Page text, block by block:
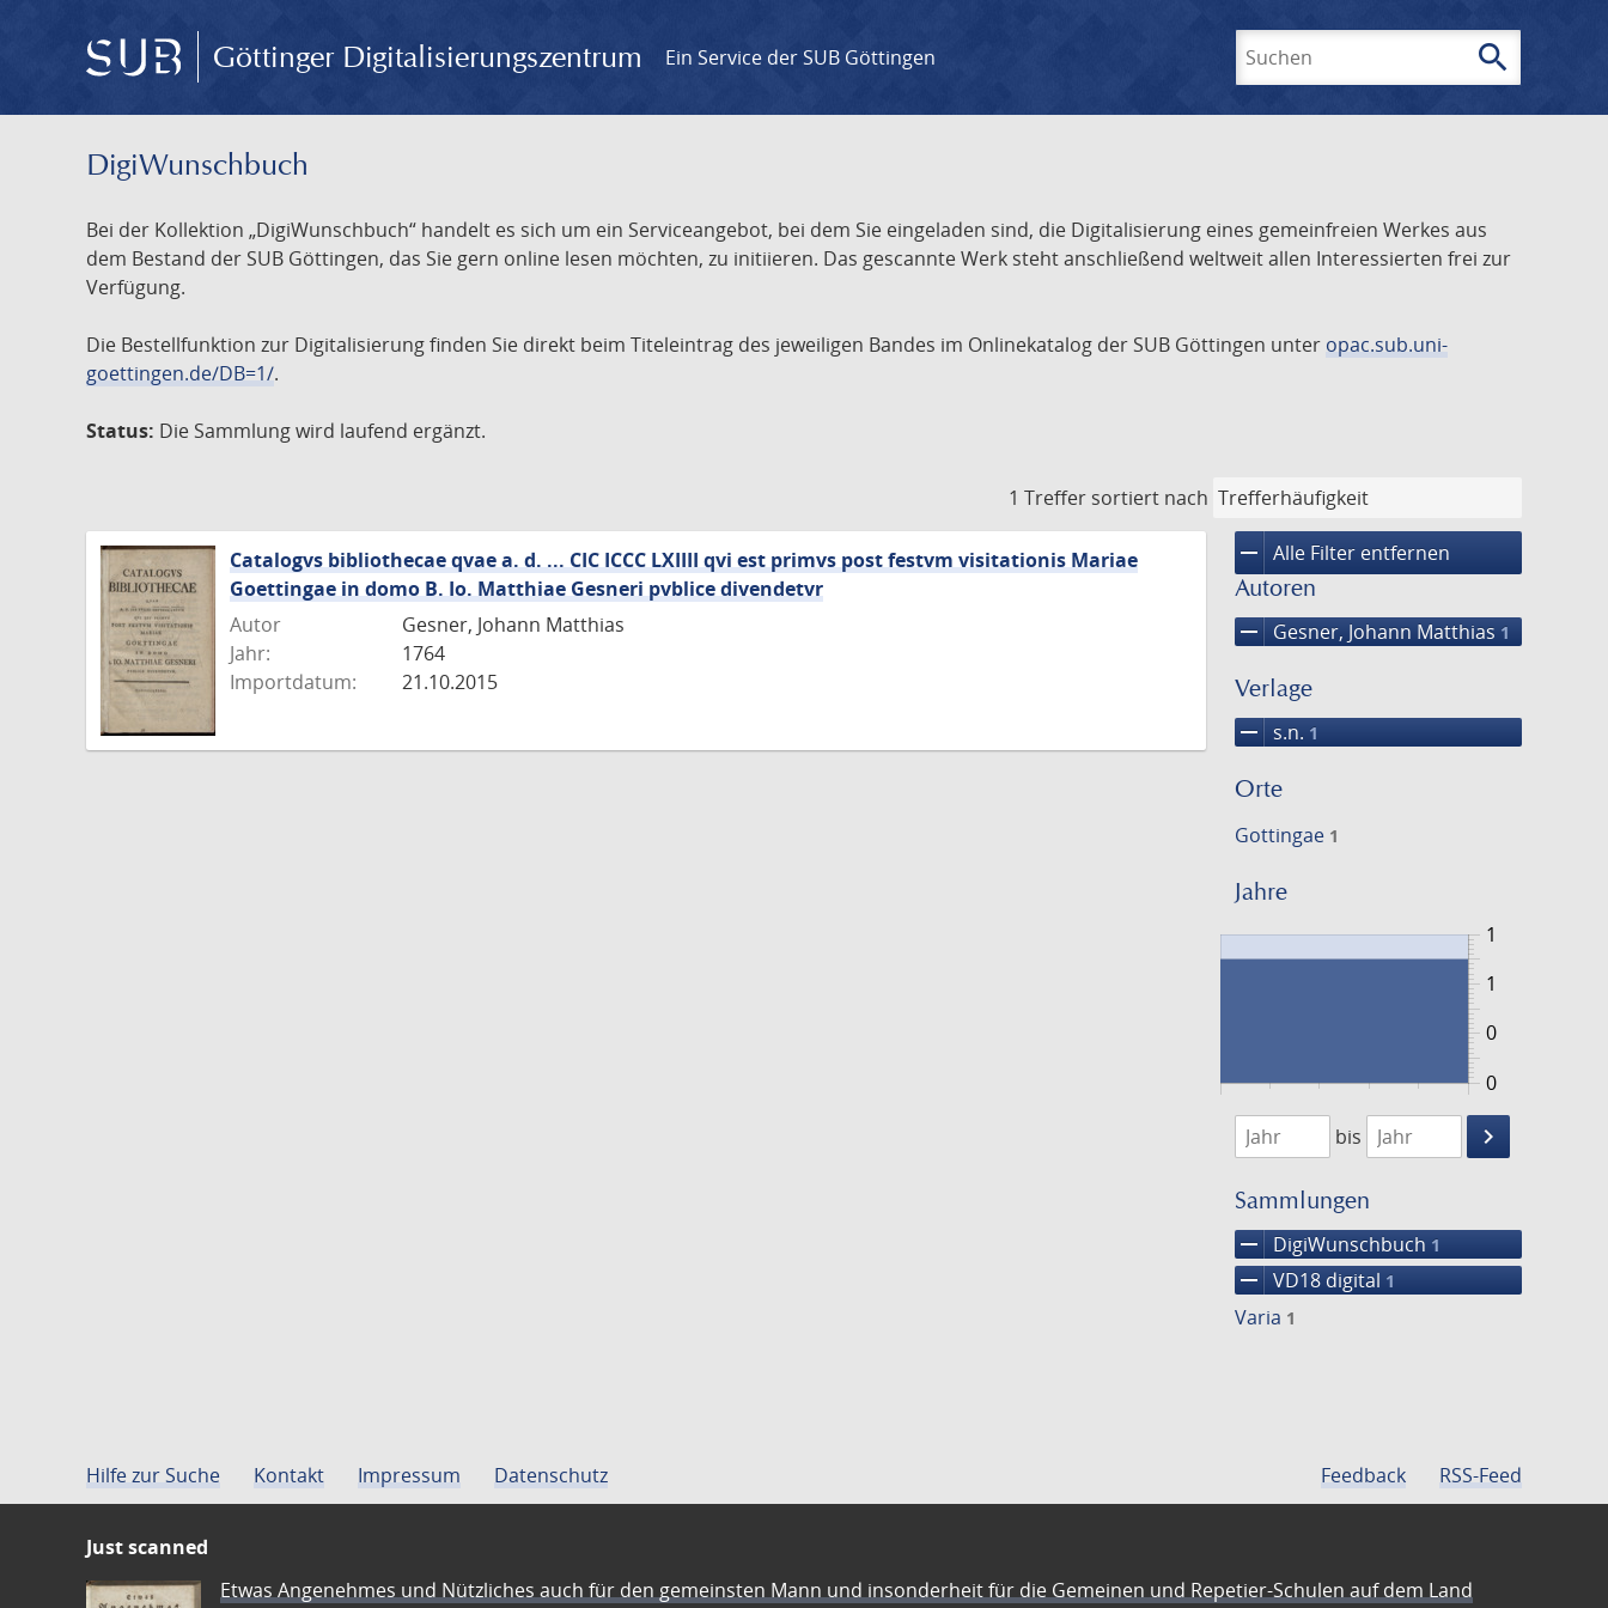
Göttinger Digitalisierungszentrum Ein Service der SUB Göttingen search
DigiWunschbuch
Bei der Kollektion „DigiWunschbuch“ handelt es sich um ein Serviceangebot, bei dem Sie eingeladen sind, die Digitalisierung eines gemeinfreien Werkes aus
dem Bestand der SUB Göttingen, das Sie gern online lesen möchten, zu initiieren. Das gescannte Werk steht anschließend weltweit allen Interessierten frei zur
Verfügung.
Die Bestellfunktion zur Digitalisierung finden Sie direkt beim Titeleintrag des jeweiligen Bandes im Onlinekatalog der SUB Göttingen unter opac.sub.uni-
goettingen.de/DB=1/.
Status: Die Sammlung wird laufend ergänzt.
1 Treffer sortiert nach
remove Alle Filter entfernen
Autoren
remove Gesner, Johann Matthias 1
Verlage
remove s.n. 1
Orte
Gottingae 1
Jahre
0
1
0
1
1764
1765
bis
keyboard_arrow_right
Suche
Sammlungen
remove DigiWunschbuch 1
remove VD18 digital 1
Varia 1
Catalogvs bibliothecae qvae a. d. ... CIC ICCC LXIIII qvi est primvs post festvm visitationis Mariae
Goettingae in domo B. Io. Matthiae Gesneri pvblice divendetvr
Autor
Gesner, Johann Matthias
Jahr:
1764
Importdatum:
21.10.2015
Hilfe zur Suche Kontakt Impressum Datenschutz Feedback RSS-Feed
Just scanned
Etwas Angenehmes und Nützliches auch für den gemeinsten Mann und insonderheit für die Gemeinen und Repetier-Schulen auf dem Land